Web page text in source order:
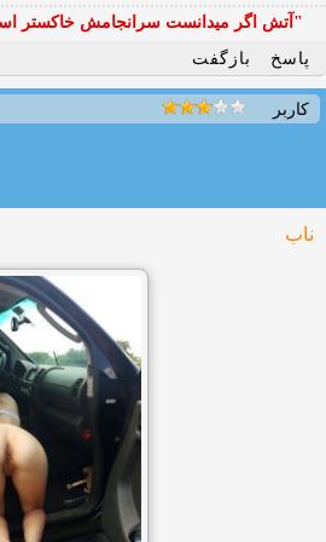
"آتش اگر ميدانست سرانجامش خاكستر است
پاسخ
بازگفت
کاربر
ناب